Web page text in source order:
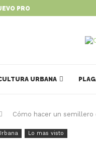
PROGRAMA PARA
URBANA
Cómo hacer un
Lo mas visto